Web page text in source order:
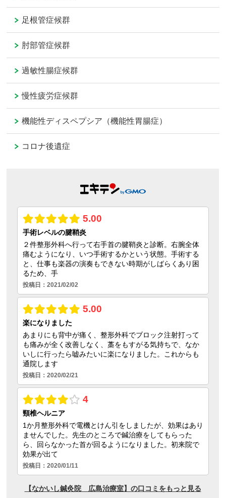
足根管症候群
肘部管症候群
過敏性腸症候群
慢性疲労症候群
機能性ディスペプシア（機能性胃腸症）
コロナ後遺症